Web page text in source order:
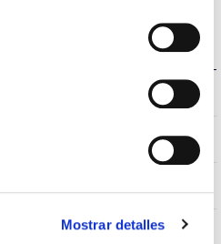
Mostrar detalles
IP20
IP40
AL